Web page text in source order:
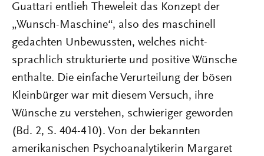
Guattari entlieh Theweleit das Konzept der
„Wunsch-Maschine“, also des maschinell
gedachten Unbewussten, welches nicht-
sprachlich strukturierte und positive Wünsche
enthalte. Die einfache Verurteilung der bösen
Kleinbürger war mit diesem Versuch, ihre
Wünsche zu verstehen, schwieriger geworden
(Bd. 2, S. 404-410). Von der bekannten
amerikanischen Psychoanalytikerin Margaret